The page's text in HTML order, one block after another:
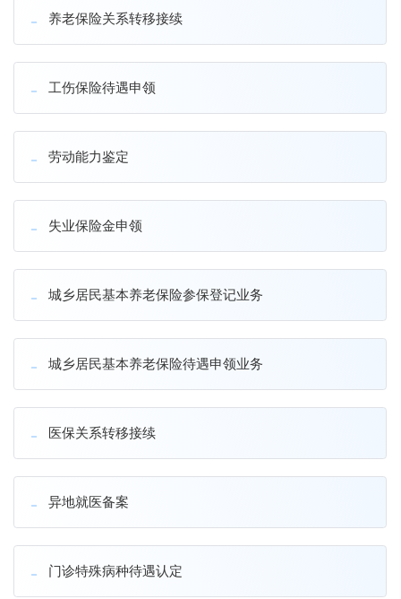
养老保险关系转移接续
工伤保险待遇申领
劳动能力鉴定
失业保险金申领
城乡居民基本养老保险参保登记业务
城乡居民基本养老保险待遇申领业务
医保关系转移接续
异地就医备案
门诊特殊病种待遇认定